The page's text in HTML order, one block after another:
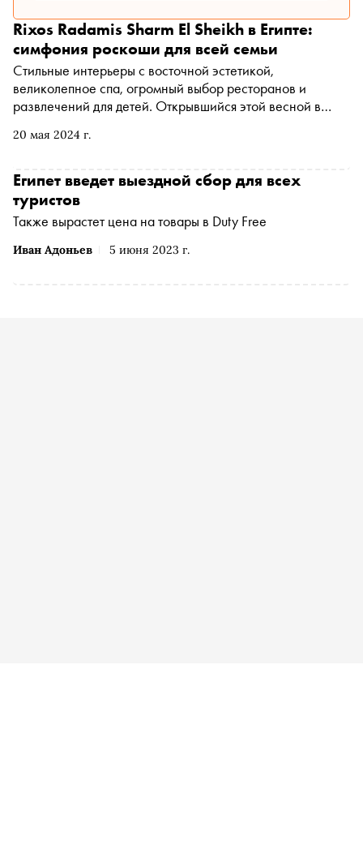
20 мая 2024 г.
Rixos Radamis Sharm El Sheikh в Египте:
симфония роскоши для всей семьи
Стильные интерьеры с восточной эстетикой,
великолепное спа, огромный выбор ресторанов и
развлечений для детей. Открывшийся этой весной в
премиального отдыха для всей семьи в Египте
Иван Адоньев 5 июня 2023 г.
Египет введет выездной сбор для всех
туристов
Также вырастет цена на товары в Duty Free